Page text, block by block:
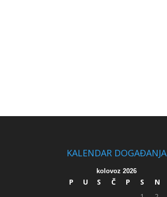
KALENDAR DOGAĐANJA
kolovoz 2026
P U S Č P S
N